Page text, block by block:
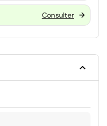
Consulter